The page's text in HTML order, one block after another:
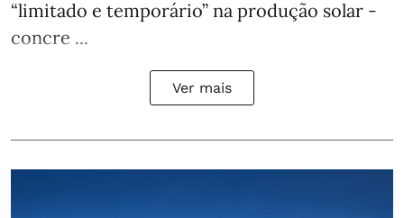
“limitado e temporário” na produção solar -
concre ...
Ver mais